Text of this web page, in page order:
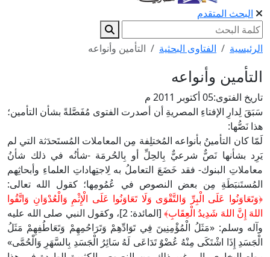
البحث المتقدم
الرئيسية الفتاوى البحثية التأمين وأنواعه
التأمين وأنواعه
تاريخ الفتوى:05 أكتوبر 2011 م
سَبَقَ لِدارِ الإفتاءِ المصريةِ أن أصدرت الفتوى مُفَصَّلةً بشأن التأمين؛
هذا نَصُّها:
لَمّا كان التأمينُ بأنواعه المُختلِفة مِن المعاملات المُستَحدَثة التي لم
يَرِد بشأنها نَصٌّ شرعيٌّ بِالحِلِّ أو بِالحُرمَة -شأنُه في ذلك شأنُ
معاملاتِ البنوك- فقد خَضَعَ التعاملُ به لِاجتِهاداتِ العلماءِ وأبحاثِهم
المُستَنبَطَةِ مِن بعض النصوص في عُمُومِها؛ كقول الله تعالى:
﴿وَتَعَاوَنُوا عَلَى الْبِرِّ وَالتَّقْوَى وَلَا تَعَاوَنُوا عَلَى الْإِثْمِ وَالْعُدْوَانِ وَاتَّقُوا
اللهَ إِنَّ اللهَ شَدِيدُ الْعِقَابِ﴾
[المائدة: 2]، وكقول النبي صلى الله عليه
وآله وسلم: «مَثَلُ الْمُؤْمِنِينَ فِي تَوَادِّهِمْ وَتَرَاحُمِهِمْ وَتَعَاطُفِهِمْ مَثَلُ
الْجَسَدِ إِذَا اشْتَكَى مِنْهُ عُضْوٌ تَدَاعَى لَهُ سَائِرُ الْجَسَدِ بِالسَّهَرِ وَالْحُمَّى»